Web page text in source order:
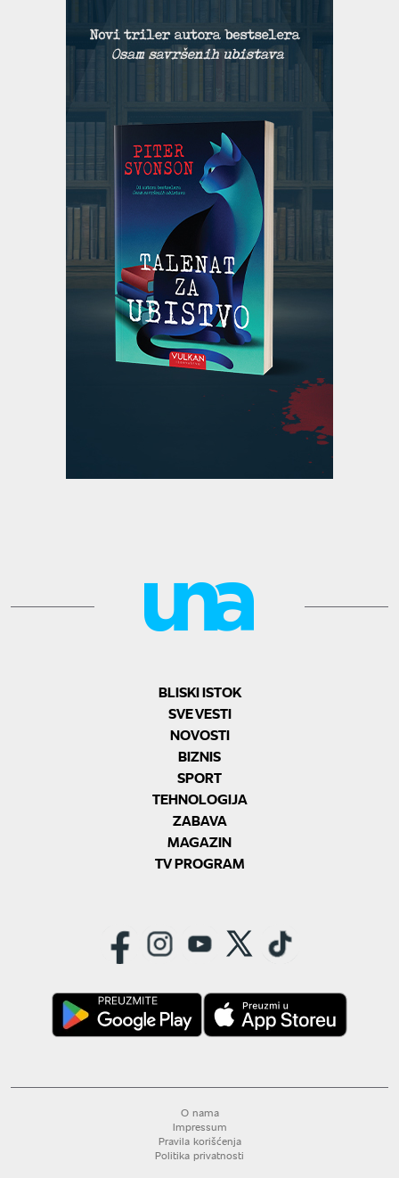
BLISKI ISTOK
SVE VESTI
NOVOSTI
BIZNIS
SPORT
TEHNOLOGIJA
ZABAVA
MAGAZIN
TV PROGRAM
O nama
Impressum
Pravila korišćenja
Politika privatnosti